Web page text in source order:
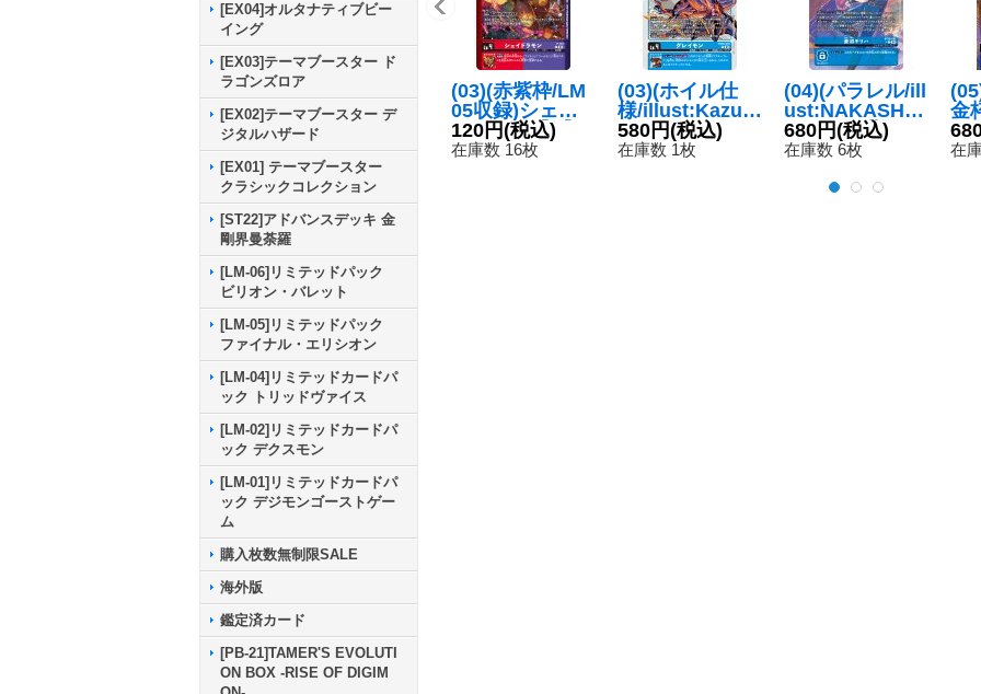
[EX04]オルタナティブビー
イング
[EX03]テーマブースター ド
ラゴンズロア
[EX02]テーマブースター デ
ジタルハザード
[EX01] テーマブースター
クラシックコレクション
[ST22]アドバンスデッキ 金
剛界曼荼羅
[LM-06]リミテッドパック
ビリオン・バレット
[LM-05]リミテッドパック
ファイナル・エリシオン
[LM-04]リミテッドカードパ
ック トリッドヴァイス
[LM-02]リミテッドカードパ
ック デクスモン
[LM-01]リミテッドカードパ
ック デジモンゴーストゲー
ム
購入枚数無制限SALE
海外版
鑑定済カード
[PB-21]TAMER'S EVOLUTI
ON BOX -RISE OF DIGIM
(03)(赤紫枠/LM
05収録)シェイ
ドラモン【P】
{P-110}《多》
120円(税込)
在庫数 16枚
(03)(ホイル仕
様/illust:Kazum
asaYasukuni)
グレイモン
580円(税込)
在庫数 1枚
(04)(パラレル/ill
ust:NAKASHIM
AYUUKI)蒼沼キ
リハ【U-P】{B
680円(税込)
在庫数 6枚
金
ワ
P
在